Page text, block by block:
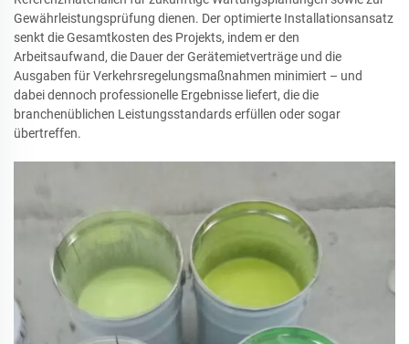
Gewährleistungsprüfung dienen. Der optimierte Installationsansatz
senkt die Gesamtkosten des Projekts, indem er den
Arbeitsaufwand, die Dauer der Gerätemietverträge und die
Ausgaben für Verkehrsregelungsmaßnahmen minimiert – und
dabei dennoch professionelle Ergebnisse liefert, die die
branchenüblichen Leistungsstandards erfüllen oder sogar
übertreffen.